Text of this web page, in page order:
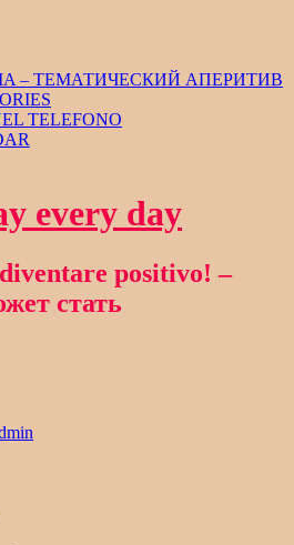
– ТЕМАТИЧЕСКИЙ АПЕРИТИВ
TELEFONO
every day
positivo! –
стать